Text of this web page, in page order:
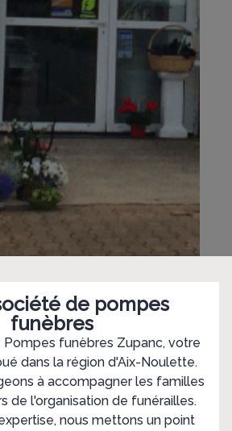
de pompes
funèbres
Pompes funèbres Zupanc, votre
dans la région d'Aix-Noulette.
à accompagner les familles
de l'organisation de funérailles.
nous mettons un point